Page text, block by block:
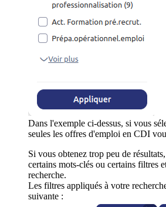
Dans l'exemple ci-dessus, si vous
seules les offres d'emploi en CDI
Si vous obtenez trop peu de
certains mots-clés ou certains filtres
recherche.
Les filtres appliqués à votre
suivante :